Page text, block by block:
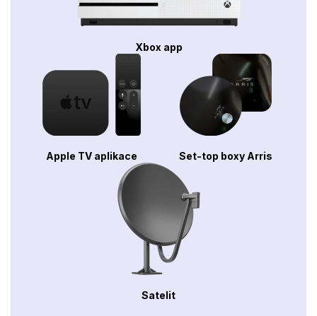
Xbox app
Apple TV aplikace Set-top boxy Arris
Satelit